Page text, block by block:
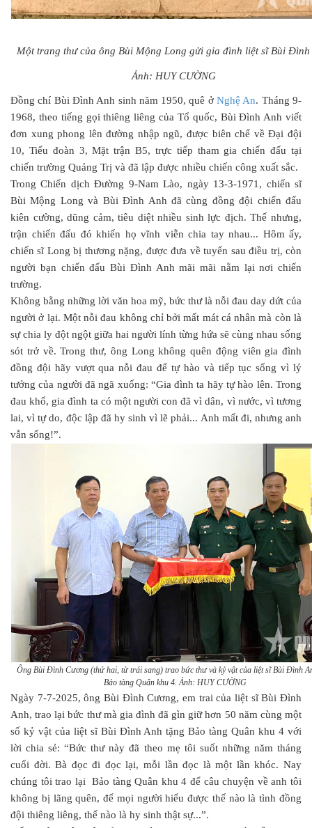
Một trang thư của ông Bùi Mộng Long gửi gia đình liệt sĩ Bùi Đình
Ảnh: HUY CƯỜNG
Đồng chí Bùi Đình Anh sinh năm 1950, quê ởNghệ An. Tháng 9-
1968, theo tiếng gọi thiêng liêng của Tổ quốc, Bùi Đình Anh viết
đơn xung phong lên đường nhập ngũ, được biên chế về Đại đội
10, Tiểu đoàn 3, Mặt trận B5, trực tiếp tham gia chiến đấu tại
chiến trường Quảng Trị và đã lập được nhiều chiến công xuất sắc.
Trong Chiến dịch Đường 9-Nam Lào, ngày 13-3-1971, chiến sĩ
Bùi Mộng Long và Bùi Đình Anh đã cùng đồng đội chiến đấu
kiên cường, dũng cảm, tiêu diệt nhiều sinh lực địch. Thế nhưng,
trận chiến đấu đó khiến họ vĩnh viễn chia tay nhau... Hôm ấy,
chiến sĩ Long bị thương nặng, được đưa về tuyến sau điều trị, còn
người bạn chiến đấu Bùi Đình Anh mãi mãi nằm lại nơi chiến
trường.
Không bằng những lời văn hoa mỹ, bức thư là nỗi đau day dứt của
người ở lại. Một nỗi đau không chỉ bởi mất mát cá nhân mà còn là
sự chia ly đột ngột giữa hai người lính từng hứa sẽ cùng nhau sống
sót trở về. Trong thư, ông Long không quên động viên gia đình
đồng đội hãy vượt qua nỗi đau để tự hào và tiếp tục sống vì lý
tưởng của người đã ngã xuống: “Gia đình ta hãy tự hào lên. Trong
đau khổ, gia đình ta có một người con đã vì dân, vì nước, vì tương
lai, vì tự do, độc lập đã hy sinh vì lẽ phải... Anh mất đi, nhưng anh
vẫn sống!”.
Ông Bùi Đình Cương (thứ hai, từ trái sang) trao bức thư và kỷ vật của liệt sĩ Bùi Đình
Bảo tàng Quân khu 4. Ảnh: HUY CƯỜNG
Ngày 7-7-2025, ông Bùi Đình Cương, em trai của liệt sĩ Bùi Đình
Anh, trao lại bức thư mà gia đình đã gìn giữ hơn 50 năm cùng một
số kỷ vật của liệt sĩ Bùi Đình Anh tặng Bảo tàng Quân khu 4 với
lời chia sẻ: “Bức thư này đã theo mẹ tôi suốt những năm tháng
cuối đời. Bà đọc đi đọc lại, mỗi lần đọc là một lần khóc. Nay
chúng tôi trao lại Bảo tàng Quân khu 4 để câu chuyện về anh tôi
không bị lãng quên, để mọi người hiểu được thế nào là tình đồng
đội thiêng liêng, thế nào là hy sinh thật sự...”.